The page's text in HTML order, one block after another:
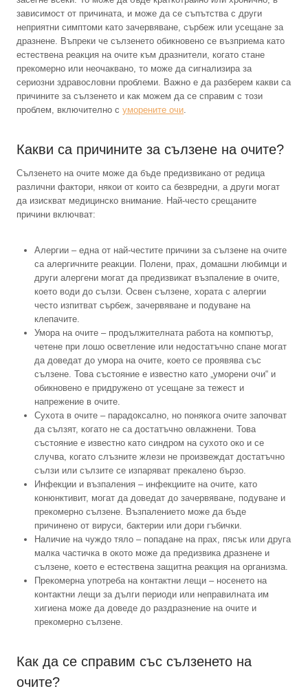
зависимост от причината, и може да се съпътства с други
неприятни симптоми като зачервяване, сърбеж или усещане за
дразнене. Въпреки че сълзенето обикновено се възприема като
естествена реакция на очите към дразнители, когато стане
прекомерно или неочаквано, то може да сигнализира за
сериозни здравословни проблеми. Важно е да разберем какви са
причините за сълзенето и как можем да се справим с този
проблем, включително с уморените очи.
Какви са причините за сълзене на очите?
Сълзенето на очите може да бъде предизвикано от редица
различни фактори, някои от които са безвредни, а други могат
да изискват медицинско внимание. Най-често срещаните
причини включват:
Алергии – една от най-честите причини за сълзене на очите
са алергичните реакции. Полени, прах, домашни любимци и
други алергени могат да предизвикат възпаление в очите,
което води до сълзи. Освен сълзене, хората с алергии
често изпитват сърбеж, зачервяване и подуване на
клепачите.
Умора на очите – продължителната работа на компютър,
четене при лошо осветление или недостатъчно спане могат
да доведат до умора на очите, което се проявява със
сълзене. Това състояние е известно като „уморени очи“ и
обикновено е придружено от усещане за тежест и
напрежение в очите.
Сухота в очите – парадоксално, но понякога очите започват
да сълзят, когато не са достатъчно овлажнени. Това
състояние е известно като синдром на сухото око и се
случва, когато слъзните жлези не произвеждат достатъчно
сълзи или сълзите се изпаряват прекалено бързо.
Инфекции и възпаления – инфекциите на очите, като
конюнктивит, могат да доведат до зачервяване, подуване и
прекомерно сълзене. Възпалението може да бъде
причинено от вируси, бактерии или дори гъбички.
Наличие на чуждо тяло – попадане на прах, пясък или друга
малка частичка в окото може да предизвика дразнене и
сълзене, което е естествена защитна реакция на организма.
Прекомерна употреба на контактни лещи – носенето на
контактни лещи за дълги периоди или неправилната им
хигиена може да доведе до раздразнение на очите и
прекомерно сълзене.
Как да се справим със сълзенето на
очите?